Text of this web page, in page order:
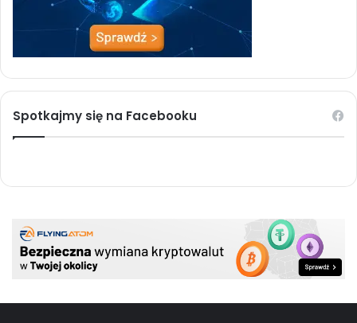
Spotkajmy się na Facebooku